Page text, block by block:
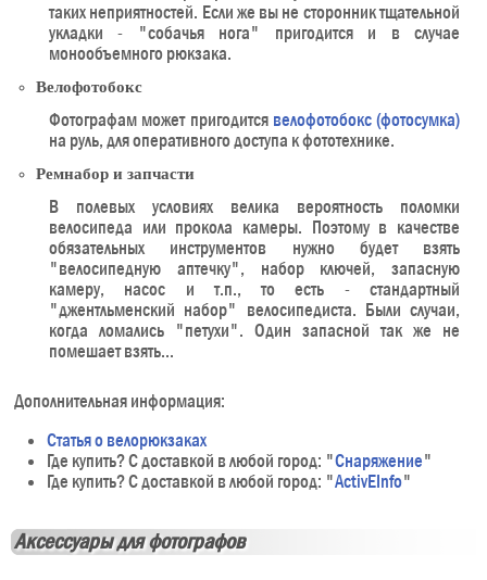
таких неприятностей. Если же вы не сторонник тщательной
укладки - "собачья нога" пригодится и в случае
монообъемного рюкзака.
Велофотобокс
Фотографам может пригодится велофотобокс (фотосумка)
на руль, для оперативного доступа к фототехнике.
Ремнабор и запчасти
В полевых условиях велика вероятность поломки
велосипеда или прокола камеры. Поэтому в качестве
обязательных инструментов нужно будет взять
"велосипедную аптечку", набор ключей, запасную
камеру, насос и т.п., то есть - стандартный
"джентльменский набор" велосипедиста. Были случаи,
когда ломались "петухи". Один запасной так же не
помешает взять...
Дополнительная информация:
Статья о велорюкзаках
Где купить? С доставкой в любой город: "Cнаряжение"
Где купить? С доставкой в любой город: "ActivEInfo"
Аксессуары для фотографов